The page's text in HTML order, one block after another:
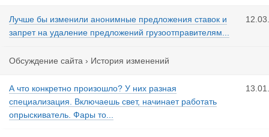
Лучше бы изменили анонимные предложения ставок и
запрет на удаление предложений грузоотправителям...
Обсуждение сайта › История изменений
А что конкретно произошло? У них разная
специализация. Включаешь свет, начинает работать
опрыскиватель. Фары то...